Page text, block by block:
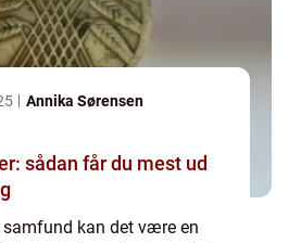
Annika Sørensen
sådan får du mest ud
samfund kan det være en